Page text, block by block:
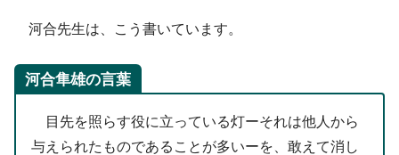
河合先生は、こう書いています。
河合隼雄の言葉
目先を照らす役に立っている灯ーそれは他人から
与えられたものであることが多いーを、敢えて消し